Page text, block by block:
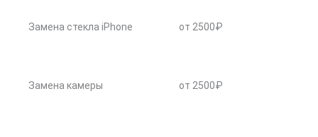
Замена стекла iPhone от 2500₽
Замена камеры от 2500₽